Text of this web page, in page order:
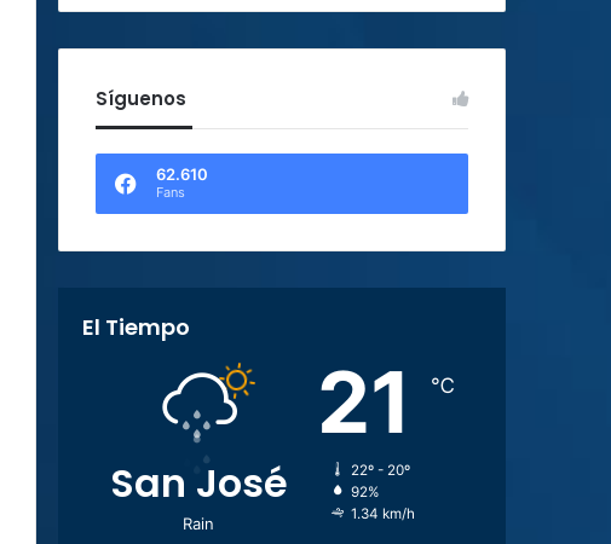
Síguenos
62.610
Fans
El Tiempo
San José
Rain
21 ℃
22º - 20º
92%
1.34 km/h